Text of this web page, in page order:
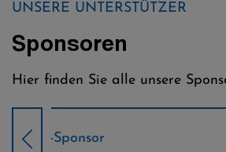
UNSERE UNTERSTÜTZER
Sponsoren
Hier finden Sie alle unsere
Weltcup-Sponsoren